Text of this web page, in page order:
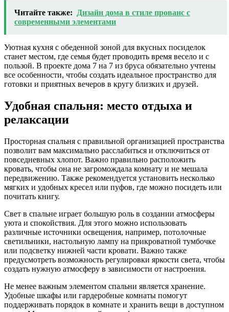
Читайте также:
Дизайн дома в стиле прованс с
современными элементами
Уютная кухня с обеденной зоной для вкусных посиделок
станет местом, где семья будет проводить время весело и с
пользой. В проекте дома 7 на 7 из бруса обязательно учтены
все особенности, чтобы создать идеальное пространство для
готовки и приятных вечеров в кругу близких и друзей.
Удобная спальня: место отдыха и
релаксации
Просторная спальня с правильной организацией пространства
позволит вам максимально расслабиться и отключиться от
повседневных хлопот. Важно правильно расположить
кровать, чтобы она не загромождала комнату и не мешала
передвижению. Также рекомендуется установить несколько
мягких и удобных кресел или пуфов, где можно посидеть или
почитать книгу.
Свет в спальне играет большую роль в создании атмосферы
уюта и спокойствия. Для этого можно использовать
различные источники освещения, например, потолочные
светильники, настольную лампу на прикроватной тумбочке
или подсветку нижней части кровати. Важно также
предусмотреть возможность регулировки яркости света, чтобы
создать нужную атмосферу в зависимости от настроения.
Не менее важным элементом спальни является хранение.
Удобные шкафы или гардеробные комнаты помогут
поддерживать порядок в комнате и хранить вещи в доступном